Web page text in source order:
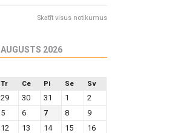
Skatīt visus notikumus
AUGUSTS 2026
Tr Ce Pi Se Sv
29 30 31 1
2
5 6 7 8
9
12 13 14 15
16